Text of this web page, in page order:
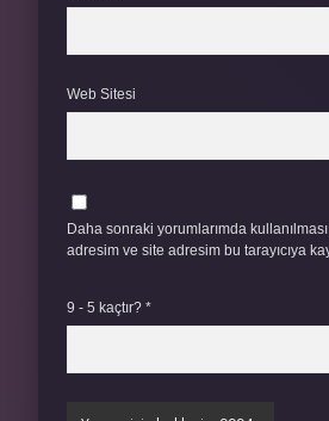
Web Sitesi
Daha sonraki yorumlarımda
adresim ve site adresim bu tarayıcıya
9 - 5 kaçtır? *